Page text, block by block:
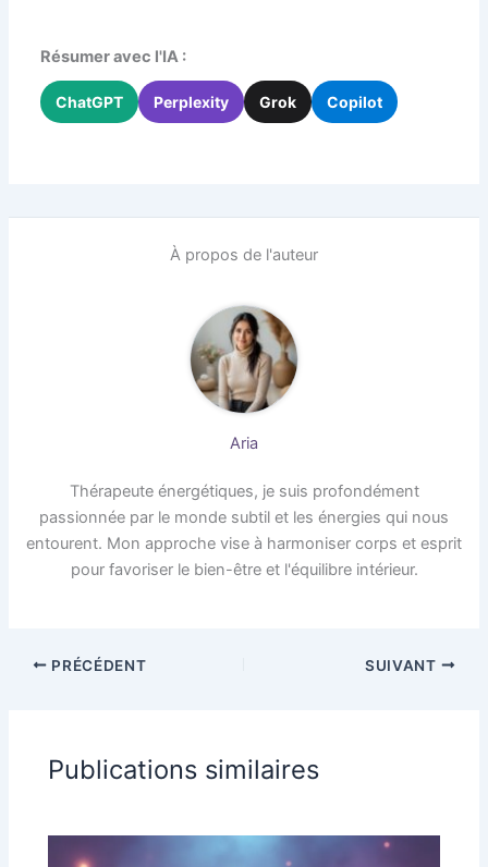
Résumer avec l'IA :
ChatGPT Perplexity Grok Copilot
À propos de l'auteur
Aria
Thérapeute énergétiques, je suis profondément
passionnée par le monde subtil et les énergies qui nous
entourent. Mon approche vise à harmoniser corps et esprit
pour favoriser le bien-être et l'équilibre intérieur.
PRÉCÉDENT SUIVANT
Publications similaires